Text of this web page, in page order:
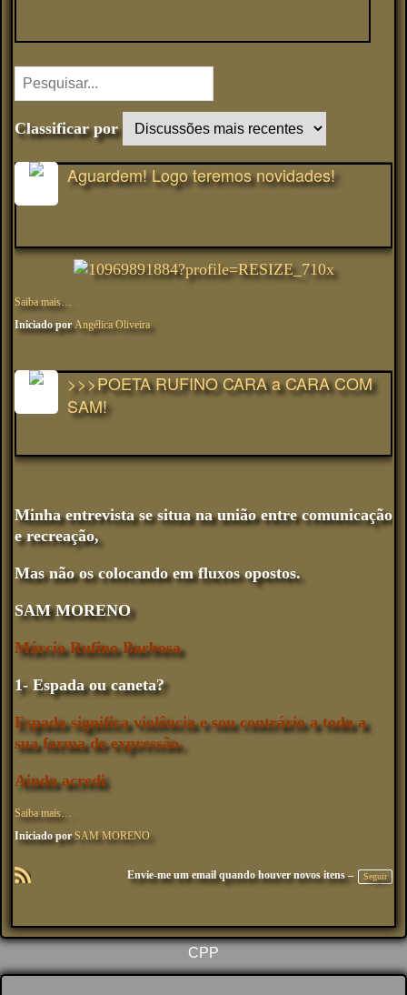
Classificar por
Aguardem! Logo teremos novidades!
Saiba mais…
Iniciado porAngélica Oliveira
>>>POETA RUFINO CARA a CARA COM
SAM!
Minha entrevista se situa na união entre comunicação
e recreação,
Mas não os colocando em fluxos opostos.
SAM MORENO
Márcio Rufino Barbosa
1- Espada ou caneta?
Espada significa violência e sou contrário a toda a
sua forma de expressão.
Ainda acredi
Saiba mais…
Iniciado porSAM MORENO
Envie-me um email quando houver novos itens – Seguir
CPP